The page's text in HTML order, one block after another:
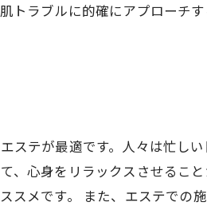
トラブルに的確にアプローチ
ステが最適です。人々は忙し
、心身をリラックスさせるこ
スメです。 また、エステでの